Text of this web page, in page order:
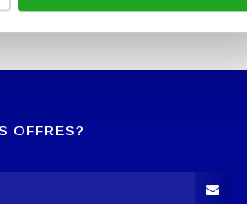
OFFRES?